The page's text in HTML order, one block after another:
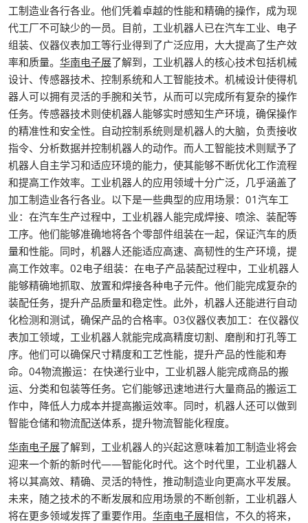
工制造业各行各业。他们凭着卓越的性能和精确的操作，成为现
代工厂不可缺少的一员。目前，工业机器人已在汽车工业、电子
组装、仪器仪表加工等行业得到了广泛应用，大大提高了生产效
率和质量。 华南电子展了解到，工业机器人的核心技术包括机械
设计、传感器技术、控制系统和人工智能技术。机械设计使得机
器人可以拥有灵活的手腕和关节，从而可以完成所有复杂的操作
任务。传感器技术则使机器人能够实时感知生产环境，确保操作
的精准性和安全性。自动控制系统则是机器人的大脑，负责接收
指令、分析数据并控制机器人的动作。而人工智能技术则赋予了
机器人自主学习和适应环境的能力，使其能够不断优化工作流程
和提高工作效率。工业机器人的应用领域十分广泛，几乎涵盖了
加工制造业各行各业。以下是一些典型的应用场景：01汽车工
业：在汽车生产过程中，工业机器人能完成焊接、喷涂、装配等
工序。他们能够准确地将各个零部件组装在一起，保证汽车的质
量和性能。同时，机器人还能适应高速、高韧性的生产环境，提
高工作效率。02电子组装：在电子产品装配过程中，工业机器人
能够精确地抓取、放置和焊接各种电子元件。他们能完成复杂的
装配任务，提升产品质量和稳定性。此外，机器人还能进行自动
化检测和测试，确保产品的合格率。03仪器仪表加工：在仪器仪
表加工领域，工业机器人就能完成高精度切割、磨削和打孔等工
序。他们可以确保尺寸精度和工艺性能，提升产品的性能和寿
命。04物流搬运：在快递行业中，工业机器人能完成商品的搬
运、分类和包装等任务。它们能够迅速地进行大量商品的搬运工
作中，降低人力成本并提高搬运效率。同时，机器人还可以做到
智能仓储和物流配送体系，提升物流智能化程度。
华南电子展了解到，工业机器人的兴起这意味着加工制造业将会
迎来一个新的新时代——智能化时代。这个时代里，工业机器人
将以其高效、精确、灵活的特性，推动制造业向更高水平发展。
未来，随之技术的不断发展和应用场景的不断创新，工业机器人
将在更多领域发挥了重要作用。 华南电子展相信，不久的将来，